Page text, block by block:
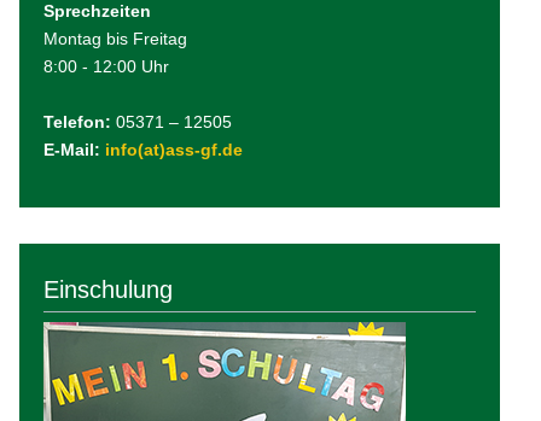
Sprechzeiten
Montag bis Freitag
8:00 - 12:00 Uhr
Telefon: 05371 – 12505
E-Mail: info(at)ass-gf.de
Einschulung